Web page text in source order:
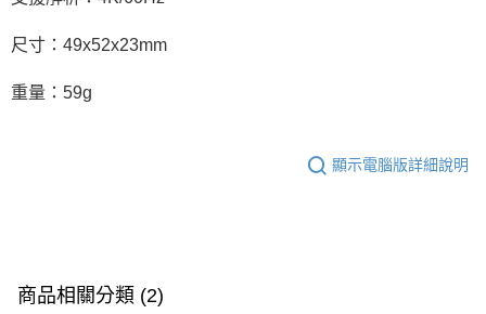
尺寸：49x52x23mm
重量：59g
顯示電腦版詳細說明
商品相關分類 (2)